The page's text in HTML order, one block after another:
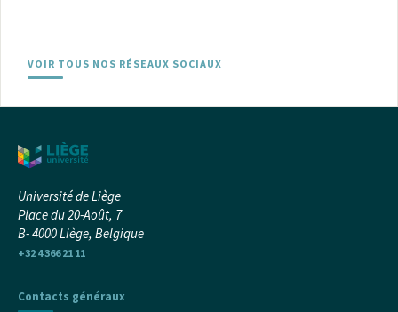
VOIR TOUS NOS RÉSEAUX SOCIAUX
Université de Liège
Place du 20-Août, 7
B- 4000 Liège, Belgique
+32 4 366 21 11
Contacts généraux